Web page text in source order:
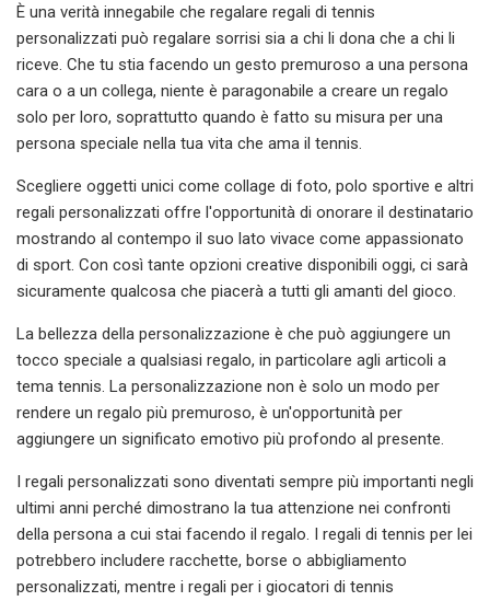
È una verità innegabile che regalare regali di tennis
personalizzati può regalare sorrisi sia a chi li dona che a chi li
riceve. Che tu stia facendo un gesto premuroso a una persona
cara o a un collega, niente è paragonabile a creare un regalo
solo per loro, soprattutto quando è fatto su misura per una
persona speciale nella tua vita che ama il tennis.
Scegliere oggetti unici come collage di foto, polo sportive e altri
regali personalizzati offre l'opportunità di onorare il destinatario
mostrando al contempo il suo lato vivace come appassionato
di sport. Con così tante opzioni creative disponibili oggi, ci sarà
sicuramente qualcosa che piacerà a tutti gli amanti del gioco.
La bellezza della personalizzazione è che può aggiungere un
tocco speciale a qualsiasi regalo, in particolare agli articoli a
tema tennis. La personalizzazione non è solo un modo per
rendere un regalo più premuroso, è un'opportunità per
aggiungere un significato emotivo più profondo al presente.
I regali personalizzati sono diventati sempre più importanti negli
ultimi anni perché dimostrano la tua attenzione nei confronti
della persona a cui stai facendo il regalo. I regali di tennis per lei
potrebbero includere racchette, borse o abbigliamento
personalizzati, mentre i regali per i giocatori di tennis